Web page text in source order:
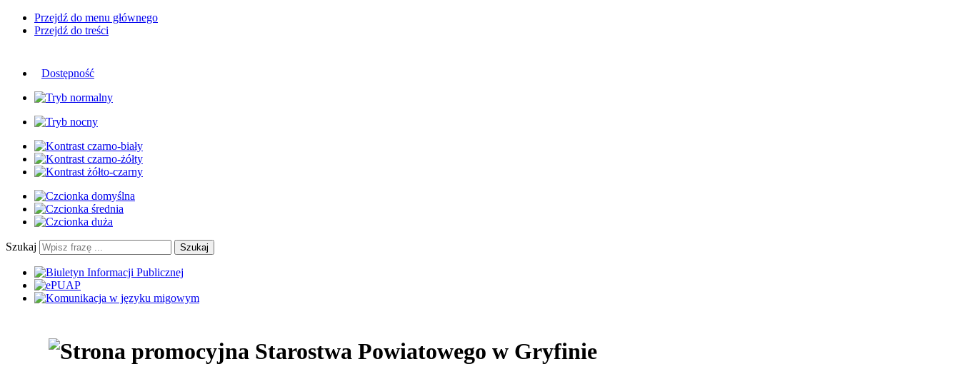
Przejdź do menu głównego
Przejdź do treści
Dostępność
Szukaj Szukaj